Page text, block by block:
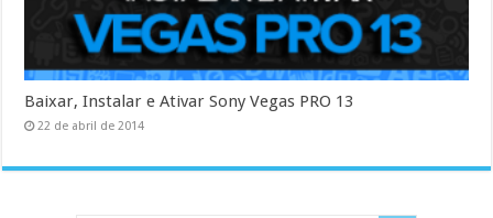
Baixar, Instalar e Ativar Sony Vegas PRO 13
22 de abril de 2014